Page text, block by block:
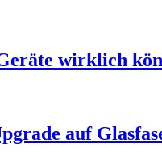
wirklich
auf